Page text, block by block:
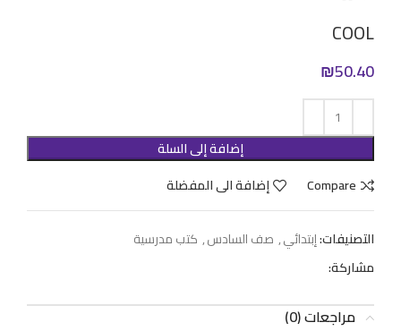
COOL
₪50.40
إضافة إلى السلة
Compare
إضافة الى المفضلة
التصنيفات:إبتدائي, صف السادس, كتب مدرسية
مشاركة:
مراجعات (0)